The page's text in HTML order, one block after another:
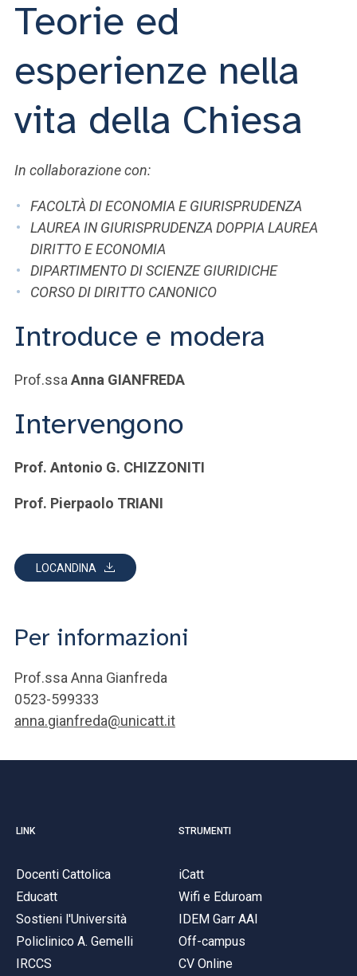
ACCEDI A CLOUDMAIL
Teorie ed
esperienze nella
vita della Chiesa
In collaborazione con:
FACOLTÀ DI ECONOMIA E GIURISPRUDENZA
LAUREA IN GIURISPRUDENZA DOPPIA LAUREA
DIRITTO E ECONOMIA
DIPARTIMENTO DI SCIENZE GIURIDICHE
CORSO DI DIRITTO CANONICO
Introduce e modera
Prof.ssa Anna GIANFREDA
Intervengono
Prof. Antonio G. CHIZZONITI
Prof. Pierpaolo TRIANI
LOCANDINA
Per informazioni
Prof.ssa Anna Gianfreda
0523-599333
anna.gianfreda@unicatt.it
LINK
Docenti Cattolica
Educatt
Sostieni l'Università
Policlinico A. Gemelli
IRCCS
STRUMENTI
iCatt
Wifi e Eduroam
IDEM Garr AAI
Off-campus
CV Online